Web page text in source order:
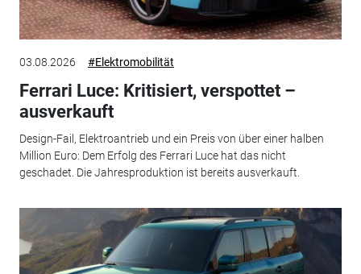
03.08.2026 #Elektromobilität
Ferrari Luce: Kritisiert, verspottet –
ausverkauft
Design-Fail, Elektroantrieb und ein Preis von über einer halben
Million Euro: Dem Erfolg des Ferrari Luce hat das nicht
geschadet. Die Jahresproduktion ist bereits ausverkauft.